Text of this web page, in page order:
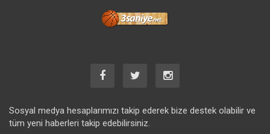
Sosyal medya hesaplarımızı takip ederek bize destek olabilir ve
tüm yeni haberleri takip edebilirsiniz.